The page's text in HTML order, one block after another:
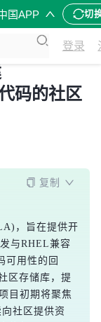
国APP 切
登录
码的社区
复制
，旨在提供开
与RHEL兼容
可用性的回
区存储库，提
目初期将聚焦
社区提供资